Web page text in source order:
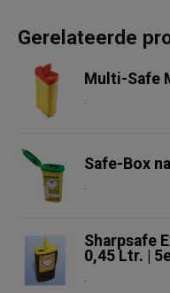
Gerelateerde
Multi-Safe
.
Safe-Box
.
Sharpsafe
0,45 Ltr. |
.